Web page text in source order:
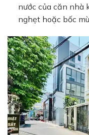
nước của căn nhà
nghẹt hoặc bốc